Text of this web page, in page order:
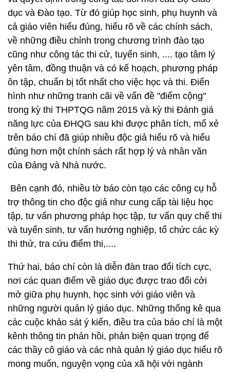
dục và Đào tạo. Từ đó giúp học sinh, phụ huynh và
cả giáo viên hiểu đúng, hiểu rõ về các chính sách,
về những điều chỉnh trong chương trình đào tạo
cũng như công tác thi cử, tuyển sinh, .... tạo tâm lý
yên tâm, đồng thuận và có kế hoạch, phương pháp
ôn tập, chuẩn bị tốt nhất cho việc học và thi. Điển
hình như những tranh cãi về vấn đề "điểm cộng"
trong kỳ thi THPTQG năm 2015 và kỳ thi Đánh giá
năng lực của ĐHQG sau khi được phân tích, mổ xẻ
trên báo chí đã giúp nhiều độc giả hiểu rõ và hiểu
đúng hơn một chính sách rất hợp lý và nhân văn
của Đảng và Nhà nước.
Bên cạnh đó, nhiều tờ báo còn tạo các công cụ hỗ
trợ thông tin cho độc giả như cung cấp tài liệu học
tập, tư vấn phương pháp học tập, tư vấn quy chế thi
và tuyển sinh, tư vấn hướng nghiệp, tổ chức các kỳ
thi thử, tra cứu điểm thi,....
Thứ hai, báo chí còn là diễn đàn trao đổi tích cực,
nơi các quan điểm về giáo dục được trao đổi cởi
mở giữa phụ huynh, học sinh với giáo viên và
những người quản lý giáo dục. Những thống kê qua
các cuộc khảo sát ý kiến, điều tra của báo chí là một
kênh thông tin phản hồi, phản biện quan trọng để
các thầy cô giáo và các nhà quản lý giáo dục hiểu rõ
mong muốn, nguyện vọng của xã hội với ngành